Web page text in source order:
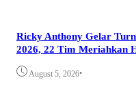
Ricky Anthony Gelar
2026, 22 Tim Meriahkan
August 5, 2026•